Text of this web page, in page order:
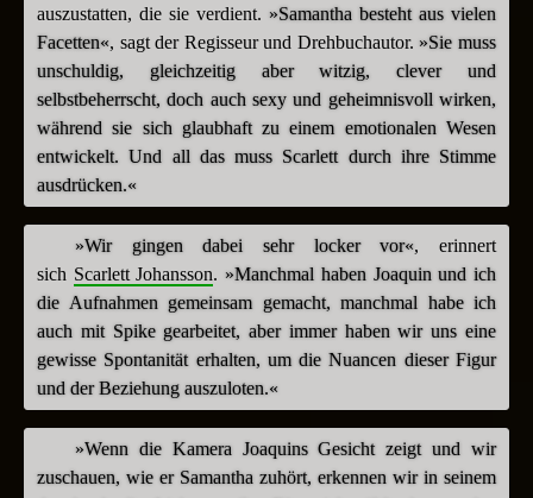
auszustatten, die sie verdient. »Samantha besteht aus vielen
Facetten«, sagt der Regisseur und Drehbuchautor.»Sie muss
unschuldig, gleichzeitig aber witzig, clever und
selbstbeherrscht, doch auch sexy und geheimnisvoll wirken,
während sie sich glaubhaft zu einem emotionalen Wesen
entwickelt. Und all das muss Scarlett durch ihre Stimme
ausdrücken.«
»Wir gingen dabei sehr locker vor«, erinnert
sich Scarlett Johansson.»Manchmal haben Joaquin und ich
die Aufnahmen gemeinsam gemacht, manchmal habe ich
auch mit Spike gearbeitet, aber immer haben wir uns eine
gewisse Spontanität erhalten, um die Nuancen dieser Figur
und der Beziehung auszuloten.«
»Wenn die Kamera Joaquins Gesicht zeigt und wir
zuschauen, wie er Samantha zuhört, erkennen wir in seinem